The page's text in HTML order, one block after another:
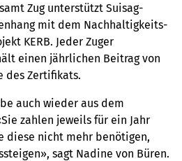
Zug unterstützt Suisag-
mit dem Nachhaltigkeits-
KERB. Jeder Zuger
einen jährlichen Beitrag von
des Zertifikats.
auch wieder aus dem
zahlen jeweils für ein Jahr
diese nicht mehr benötigen,
sagt Nadine von Büren.